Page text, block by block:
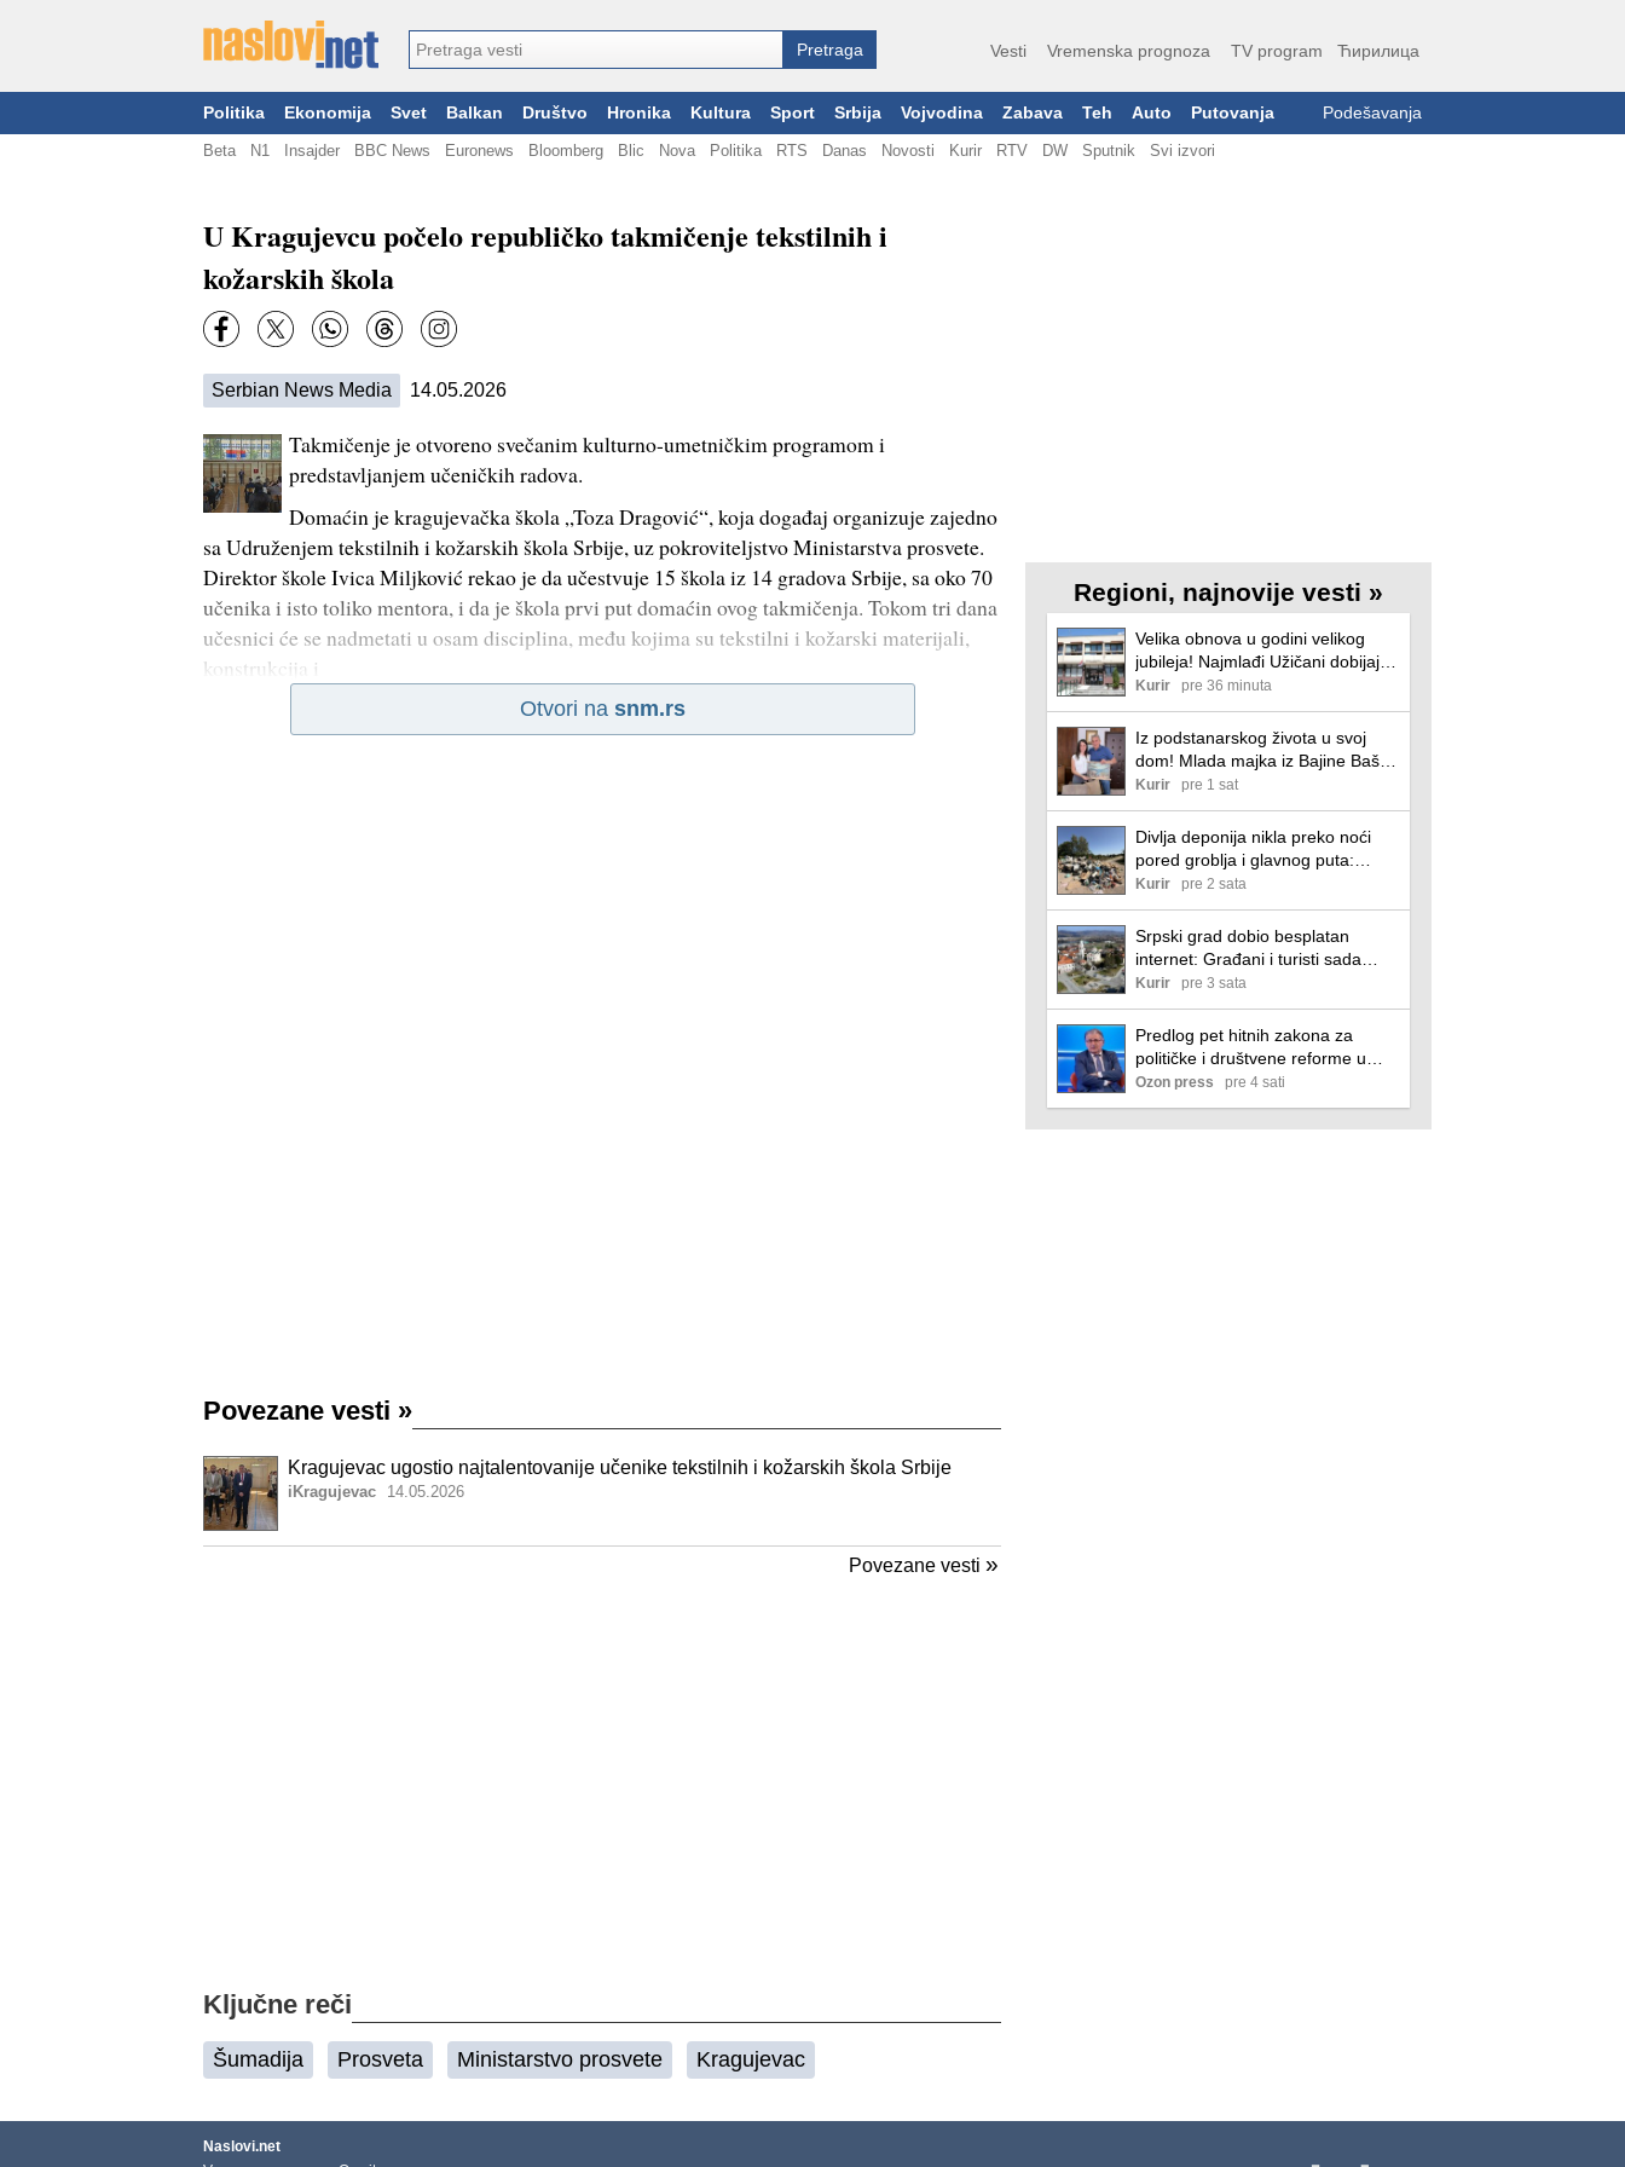
Vesti Vremenska prognoza TV program Ћирилица
Politika Ekonomija Svet Balkan Društvo Hronika Kultura Sport Srbija Vojvodina Zabava Teh Auto Putovanja Podešavanja
Beta N1 Insajder BBC News Euronews Bloomberg Blic Nova Politika RTS Danas Novosti Kurir RTV DW Sputnik Svi izvori
U Kragujevcu počelo republičko takmičenje tekstilnih i
kožarskih škola
Serbian News Media 14.05.2026
Takmičenje je otvoreno svečanim kulturno-umetničkim programom i
predstavljanjem učeničkih radova.
Domaćin je kragujevačka škola „Toza Dragović“, koja događaj organizuje zajedno
sa Udruženjem tekstilnih i kožarskih škola Srbije, uz pokroviteljstvo Ministarstva prosvete.
Direktor škole Ivica Miljković rekao je da učestvuje 15 škola iz 14 gradova Srbije, sa oko 70
učenika i isto toliko mentora, i da je škola prvi put domaćin ovog takmičenja. Tokom tri dana
učesnici će se nadmetati u osam disciplina, među kojima su tekstilni i kožarski materijali,
konstrukcija i
Otvori na snm.rs
Povezane vesti »
Kragujevac ugostio najtalentovanije učenike tekstilnih i kožarskih škola Srbije
iKragujevac 14.05.2026
Povezane vesti »
Ključne reči
Šumadija Prosveta Ministarstvo prosvete Kragujevac
Regioni, najnovije vesti »
Velika obnova u godini velikog
jubileja! Najmlađi Užičani dobijaju
novi kutak za čitanje i druženje
(foto)
Kurir pre 36 minuta
Iz podstanarskog života u svoj
dom! Mlada majka iz Bajine Bašte
dobila državnu pomoć za prvi
stan: Sve je proteklo brzo i bez
većih poteškoća (foto)
Kurir pre 1 sat
Divlja deponija nikla preko noći
pored groblja i glavnog puta:
Sramotan prizor u selu Slatina kod
Čačka, meštani ogorčeni: "Širi se
smrad" (foto)
Kurir pre 2 sata
Srpski grad dobio besplatan
internet: Građani i turisti sada
mogu da se povežu na mrežu bez
plaćanja, evo gde je postavljena
nova zona
Kurir pre 3 sata
Predlog pet hitnih zakona za
političke i društvene reforme u
Srbiji
Ozon press pre 4 sati
Naslovi.net